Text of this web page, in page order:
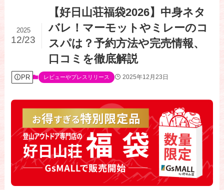
【好日山荘福袋2026】中身ネタ
バレ！マーモットやミレーのコ
スパは？予約方法や完売情報、
口コミを徹底解説
2025
12/23
PR レビューやプレスリリース 2025年12月23日